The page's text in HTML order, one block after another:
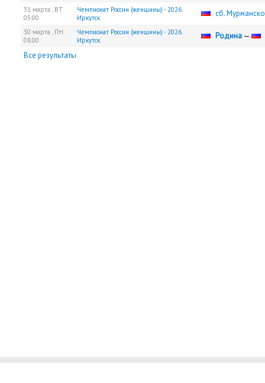
31 марта , ВТ
05:00
Чемпионат России (женщины) - 2026.
Иркутск
сб.
30 марта , ПН
08:00
Чемпионат России (женщины) - 2026.
Иркутск
Родина —
Все результаты